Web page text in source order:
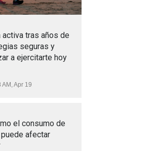
tras años de
seguras y
a ejercitarte hoy
AM, Apr 19
el consumo de
afectar